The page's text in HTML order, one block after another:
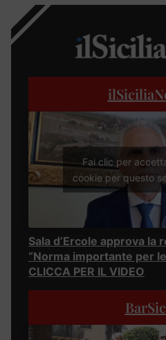
Fai clic per
cookie per questo
Sala d’Ercole approva la
“Norma importante per
CLICCA PER IL VIDEO